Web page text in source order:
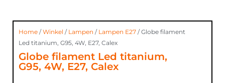
Home /Winkel / Lampen / Lampen E27 / Globe filament
Led titanium, G95, 4W, E27, Calex
Globe filament Led titanium,
G95, 4W, E27, Calex